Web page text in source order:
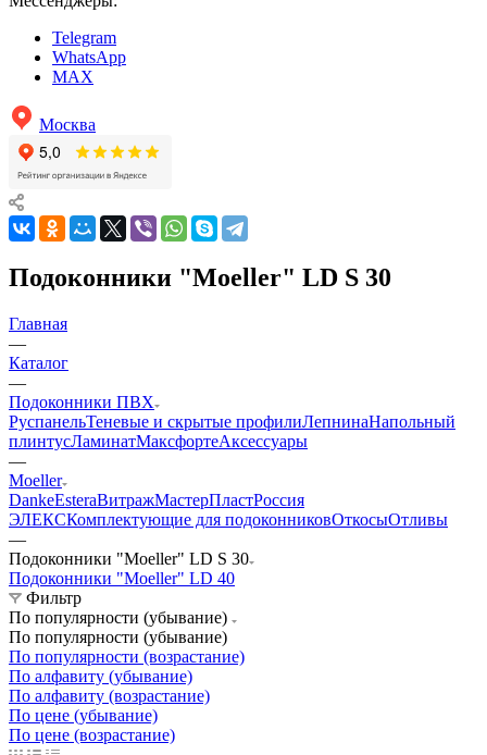
Telegram
WhatsApp
MAX
Москва
Подоконники "Moeller" LD S 30
Главная
—
Каталог
—
Подоконники ПВХ
РуспанельТеневые и скрытые профилиЛепнинаНапольный
плинтусЛаминатМаксфортеАксессуары
—
Moeller
DankeEsteraВитражМастерПластРоссия
ЭЛЕКСКомплектующие для подоконниковОткосыОтливы
—
Подоконники "Moeller" LD S 30
Подоконники "Moeller" LD 40
Фильтр
По популярности (убывание)
По популярности (убывание)
По популярности (возрастание)
По алфавиту (убывание)
По алфавиту (возрастание)
По цене (убывание)
По цене (возрастание)